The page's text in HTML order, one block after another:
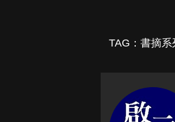
TAG： 書摘系